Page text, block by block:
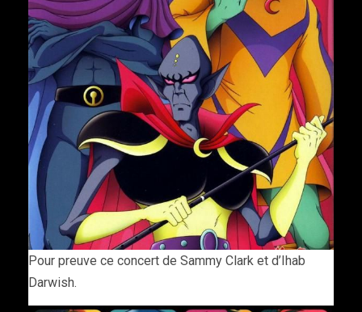
Pour preuve ce concert de Sammy Clark et d’Ihab
Darwish.